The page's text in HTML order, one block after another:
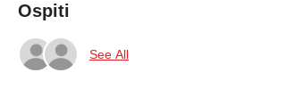
Ospiti
See All